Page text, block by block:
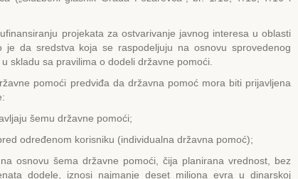
projekata za ostvarivanje javnog interesa u oblasti
je da sredstva koja se raspodeljuju na osnovu sprovedenog
skladu sa pravilima o dodeli državne pomoći.
pomoći predviđa da državna pomoć mora biti prijavljena
šemu državne pomoći;
određenom korisniku (individualna državna pomoć);
osnovu šema državne pomoći, čija planirana vrednost, bez
dodele, iznosi najmanje deset miliona evra u dinarskoj